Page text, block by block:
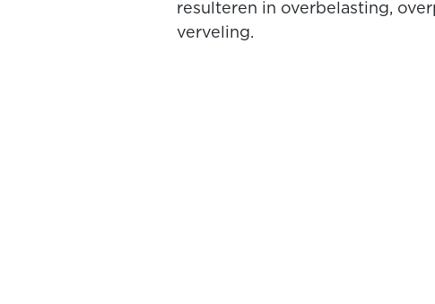
resulteren in overbelasting,
verveling.